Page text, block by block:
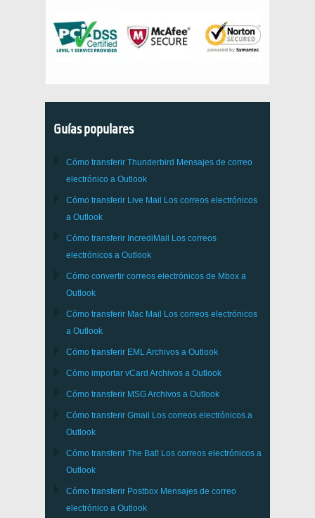
Guías populares
Cómo transferir Thunderbird Mensajes de correo
electrónico a Outlook
Cómo transferir Live Mail Los correos electrónicos
a Outlook
Cómo transferir IncrediMail Los correos
electrónicos a Outlook
Cómo convertir correos electrónicos de Mbox a
Outlook
Cómo transferir Mac Mail Los correos electrónicos
a Outlook
Cómo transferir EML Archivos a Outlook
Cómo importar vCard Archivos a Outlook
Cómo transferir MSGArchivos a Outlook
Cómo transferir Gmail Los correos electrónicos a
Outlook
Cómo transferir The Bat! Los correos electrónicos a
Outlook
Cómo transferir Postbox Mensajes de correo
electrónico a Outlook